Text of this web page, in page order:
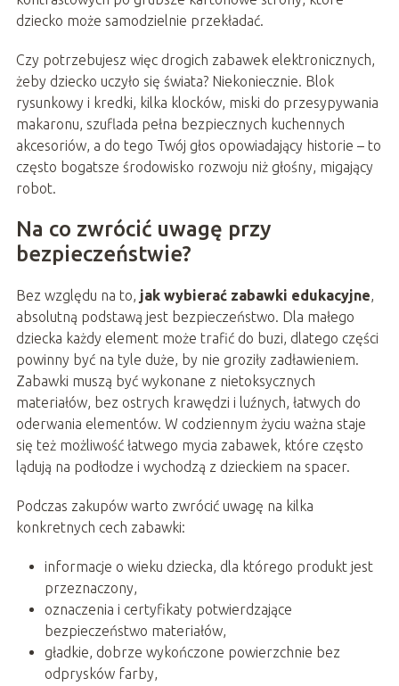
dziecko może samodzielnie przekładać.
Czy potrzebujesz więc drogich zabawek elektronicznych,
żeby dziecko uczyło się świata? Niekoniecznie. Blok
rysunkowy i kredki, kilka klocków, miski do przesypywania
makaronu, szuflada pełna bezpiecznych kuchennych
akcesoriów, a do tego Twój głos opowiadający historie – to
często bogatsze środowisko rozwoju niż głośny, migający
robot.
Na co zwrócić uwagę przy
bezpieczeństwie?
Bez względu na to, jak wybierać zabawki edukacyjne,
absolutną podstawą jest bezpieczeństwo. Dla małego
dziecka każdy element może trafić do buzi, dlatego części
powinny być na tyle duże, by nie groziły zadławieniem.
Zabawki muszą być wykonane z nietoksycznych
materiałów, bez ostrych krawędzi i luźnych, łatwych do
oderwania elementów. W codziennym życiu ważna staje
się też możliwość łatwego mycia zabawek, które często
lądują na podłodze i wychodzą z dzieckiem na spacer.
Podczas zakupów warto zwrócić uwagę na kilka
konkretnych cech zabawki:
informacje o wieku dziecka, dla którego produkt jest
przeznaczony,
oznaczenia i certyfikaty potwierdzające
bezpieczeństwo materiałów,
gładkie, dobrze wykończone powierzchnie bez
odprysków farby,